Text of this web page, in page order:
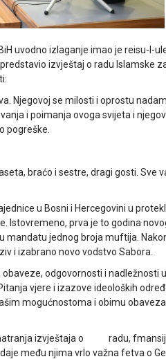
uvodno izlaganje imao je reisu-l-
izvještaj o radu Islamske
Njegovoj se milosti i oprostu
i poimanja ovoga svijeta i
pogreške.
braćo i sestre, dragi gosti. Sve
u Bosni i Hercegovini u
Istovremeno, prva je to godina
mandatu jednog broja muftija.
i izabrano novo vodstvo Sabora.
odgovornosti i nadležnosti
vjere i izazove ideoloških
mogućnostoma i obimu
izvještaja o radu,
među njima vrlo važna fetva o